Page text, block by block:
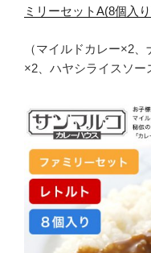
ミリーセットA(8個入
（マイルドカレー×2
×2、ハヤシライスソー